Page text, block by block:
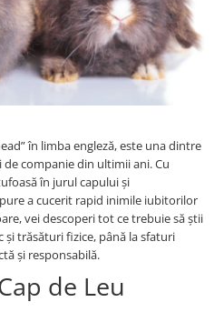
în limba engleză, este una dintre
companie din ultimii ani. Cu
în jurul capului și
a cucerit rapid inimile iubitorilor
vei descoperi tot ce trebuie să știi
și trăsături fizice, până la sfaturi
și responsabilă.
de Leu